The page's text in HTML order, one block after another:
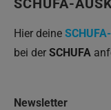
Hier deine
bei der SCHUFA
Newsletter